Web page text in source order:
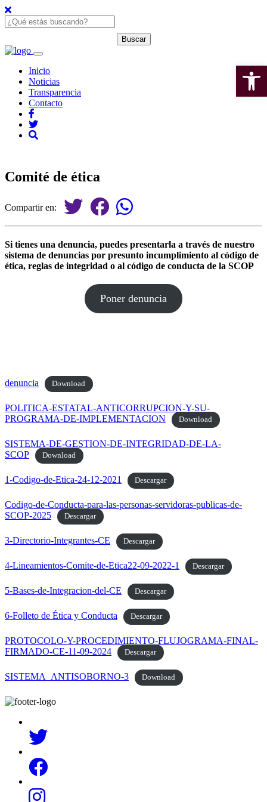
Inicio
Noticias
Transparencia
Contacto
Comité de ética
Compartir en:
Si tienes una denuncia, puedes presentarla a través de nuestro
sistema de denuncias por presunto incumplimiento al código de
ética, reglas de integridad o al código de conducta de la SCOP
Poner denuncia
denuncia Download
POLITICA-ESTATAL-ANTICORRUPCION-Y-SU-
PROGRAMA-DE-IMPLEMENTACION
Download
SISTEMA-DE-GESTION-DE-INTEGRIDAD-DE-LA-
SCOP
Download
1-Codigo-de-Etica-24-12-2021 Descargar
Codigo-de-Conducta-para-las-personas-servidoras-publicas-de-
SCOP-2025
Descargar
3-Directorio-Integrantes-CE Descargar
4-Lineamientos-Comite-de-Etica22-09-2022-1 Descargar
5-Bases-de-Integracion-del-CE Descargar
6-Folleto de Ética y Conducta Descargar
PROTOCOLO-Y-PROCEDIMIENTO-FLUJOGRAMA-FINAL-
FIRMADO-CE-11-09-2024
Descargar
SISTEMA_ANTISOBORNO-3 Download